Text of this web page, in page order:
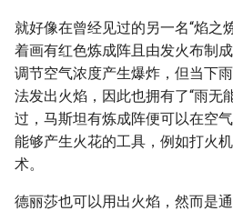
就好像在曾经见过的另一名“焰之
着画有红色炼成阵且由发火布制
调节空气浓度产生爆炸，但当下
法发出火焰，因此也拥有了“雨无
过，马斯坦有炼成阵便可以在空
能够产生火花的工具，例如打火
术。
德丽莎也可以用出火焰，然而是